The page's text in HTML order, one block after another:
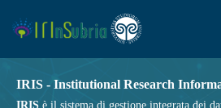
IRIS - Institutional Research
IRIS è il sistema di gestione integrata dei